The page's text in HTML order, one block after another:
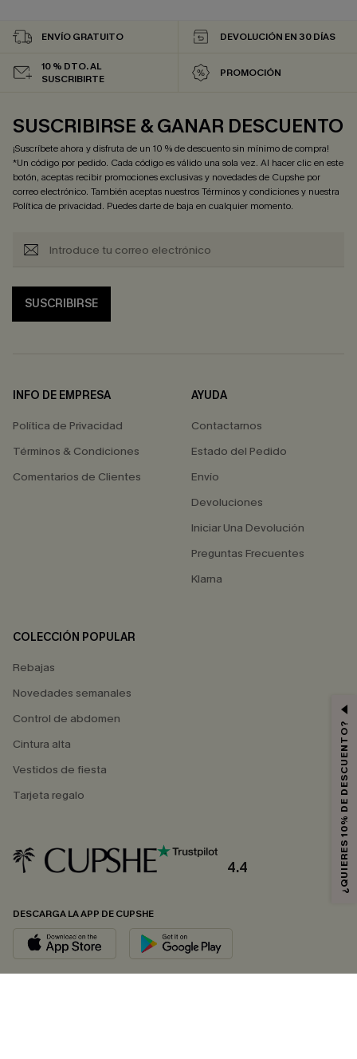
ENVÍO GRATUITO DEVOLUCIÓN EN 30 DÍAS
10 % DTO. AL
SUSCRIBIRTE
PROMOCIÓN
SUSCRIBIRSE & GANAR DESCUENTO
¡Suscríbete ahora y disfruta de un 10 % de descuento sin mínimo de compra!
*Un código por pedido. Cada código es válido una sola vez. Al hacer clic en este
botón, aceptas recibir promociones exclusivas y novedades de Cupshe por
correo electrónico. También aceptas nuestrosTérminos y condicionesy nuestra
Política de privacidad. Puedes darte de baja en cualquier momento.
SUSCRIBIRSE
INFO DE EMPRESA
Política de Privacidad
Términos & Condiciones
Comentarios de Clientes
AYUDA
Contactarnos
Estado del Pedido
Envío
Devoluciones
Iniciar Una Devolución
Preguntas Frecuentes
Klarna
COLECCIÓN POPULAR
Rebajas
Novedades semanales
Control de abdomen
Cintura alta
Vestidos de fiesta
Tarjeta regalo
4.4
DESCARGA LA APP DE CUPSHE
¿QUIERES 10% DE DESCUENTO?